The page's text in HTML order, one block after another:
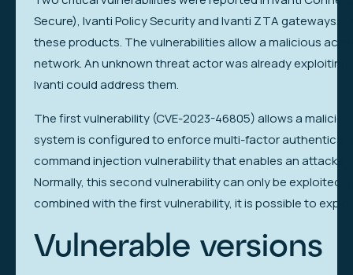
Secure), Ivanti Policy Security and Ivanti ZTA gateways.
these products. The vulnerabilities allow a malicious
network. An unknown threat actor was already
Ivanti could address them.
The first vulnerability (CVE-2023-46805) allows a
system is configured to enforce multi-factor
command injection vulnerability that enables an
Normally, this second vulnerability can only be exploited
combined with the first vulnerability, it is possible to
Vulnerable versions